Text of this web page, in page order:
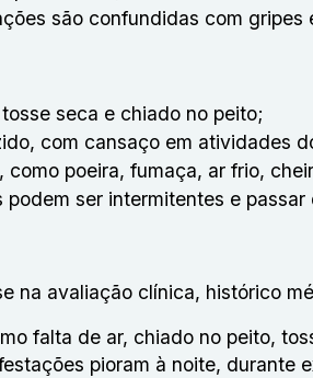
são confundidas com gripes
seca e chiado no peito;
com cansaço em atividades
como poeira, fumaça, ar frio,
podem ser intermitentes e
na avaliação clínica, histórico
falta de ar, chiado no peito,
pioram à noite, durante